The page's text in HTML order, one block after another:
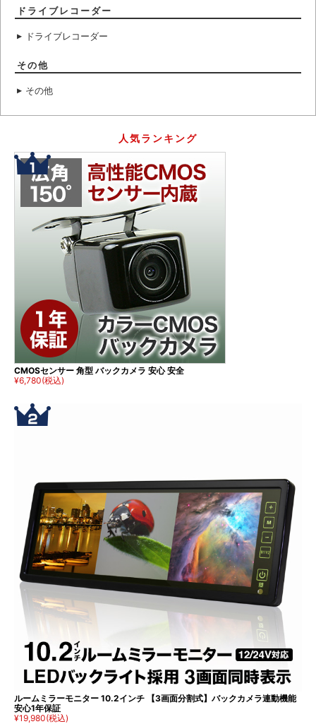
ドライブレコーダー
ドライブレコーダー
その他
その他
人気ランキング
CMOSセンサー 角型 バックカメラ 安心 安全
¥6,780(税込)
ルームミラーモニター 10.2インチ 【3画面分割式】バックカメラ連動機能
安心1年保証
¥19,980(税込)